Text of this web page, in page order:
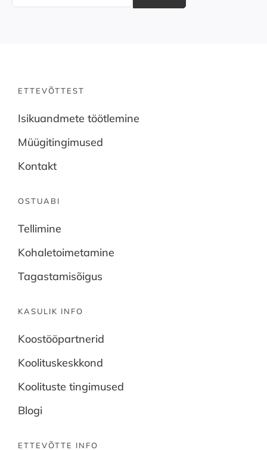
ETTEVÕTTEST
Isikuandmete töötlemine
Müügitingimused
Kontakt
OSTUABI
Tellimine
Kohaletoimetamine
Tagastamisõigus
KASULIK INFO
Koostööpartnerid
Koolituskeskkond
Koolituste tingimused
Blogi
ETTEVÕTTE INFO